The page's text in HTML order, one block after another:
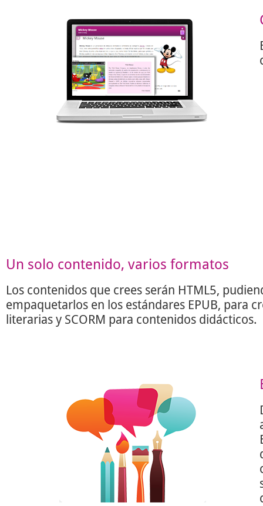
Un solo contenido, varios formatos
Los contenidos que crees serán HTML5,
empaquetarlos en los estándares EPUB, para
literarias y SCORM para contenidos didácticos.